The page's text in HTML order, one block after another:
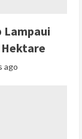
Lampaui
Hektare
ago